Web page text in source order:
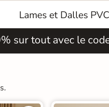
Lames et Dalles PVC
sur tout avec le